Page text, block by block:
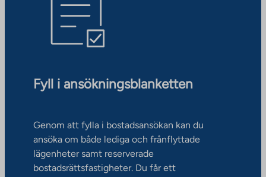
Fyll i ansökningsblanketten
Genom att fylla i bostadsansökan kan du
ansöka om både lediga och frånflyttade
lägenheter samt reserverade
bostadsrättsfastigheter. Du får ett